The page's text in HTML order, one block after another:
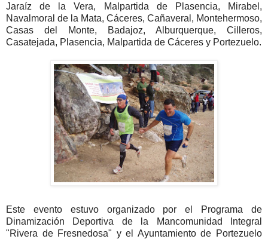
Jaraíz de la Vera, Malpartida de Plasencia, Mirabel,
Navalmoral de la Mata, Cáceres, Cañaveral, Montehermoso,
Casas del Monte, Badajoz, Alburquerque, Cilleros,
Casatejada, Plasencia, Malpartida de Cáceres y Portezuelo.
Este evento estuvo organizado por el Programa de
Dinamización Deportiva de la Mancomunidad Integral
"Rivera de Fresnedosa" y el Ayuntamiento de Portezuelo